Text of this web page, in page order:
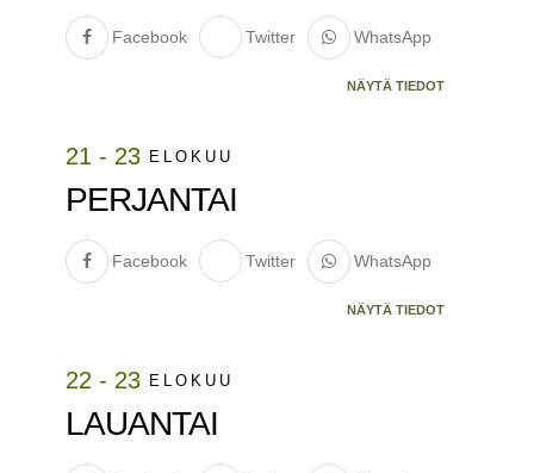
Facebook Twitter WhatsApp
NÄYTÄ TIEDOT
21 - 23 ELOKUU
PERJANTAI
Facebook Twitter WhatsApp
NÄYTÄ TIEDOT
22 - 23 ELOKUU
LAUANTAI